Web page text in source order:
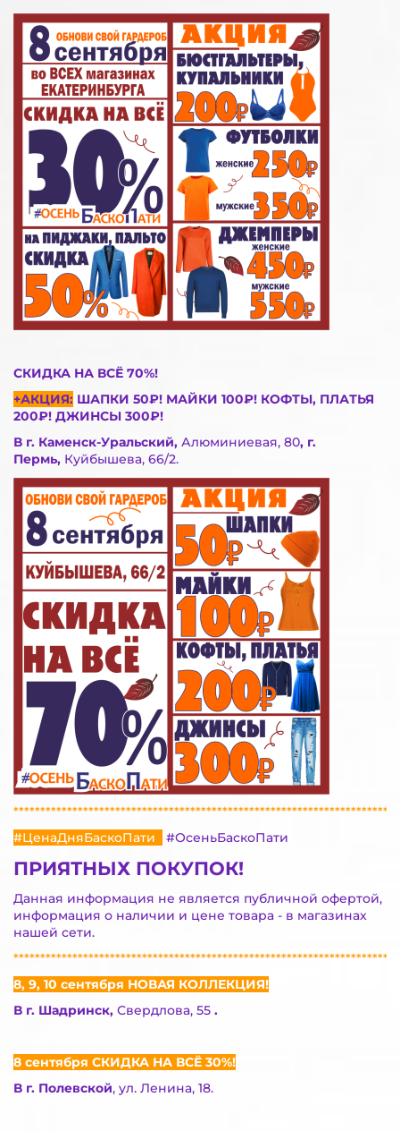
СКИДКА НА ВСЁ 70%!
+АКЦИЯ: ШАПКИ 50₽! МАЙКИ 100₽! КОФТЫ, ПЛАТЬЯ
200₽! ДЖИНСЫ 300₽!
В г. Каменск-Уральский, Алюминиевая, 80, г.
Пермь, Куйбышева, 66/2.
#ЦенаДняБаскоПати
#ОсеньБаскоПати
ПРИЯТНЫХ ПОКУПОК!
Данная информация не является публичной офертой,
информация о наличии и цене товара - в магазинах
нашей сети.
8, 9, 10 сентября НОВАЯ КОЛЛЕКЦИЯ!
В г. Шадринск, Свердлова, 55 .
8 сентября СКИДКА НА ВСЁ 30%!
В г. Полевской, ул. Ленина, 18.